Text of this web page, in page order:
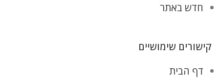
חדש באתר
קישורים שימושיים
דף הבית